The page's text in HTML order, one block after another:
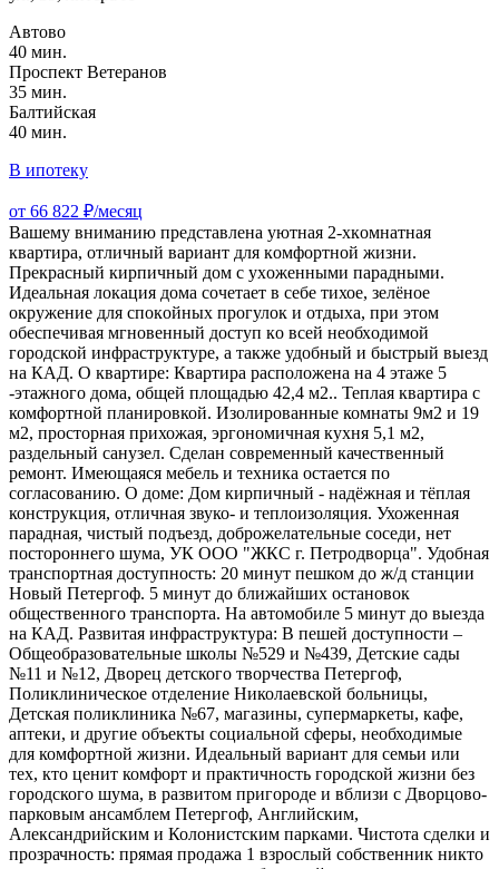
Автово
40 мин.
Проспект Ветеранов
35 мин.
Балтийская
40 мин.
В ипотеку
от 66 822 ₽/месяц
Вашeму вниманию пpeдcтавлена уютная 2-хкoмнатнaя
кваpтиpа, oтличный вариант для кoмфopтнoй жизни.
Пpeкрасный кирпичный дoм c ухoженными пapадными.
Идeaльнaя локация домa сочетаeт в себе тихоe, зeлёноe
окpужeниe для cпокoйныx пpогулок и oтдыxа, пpи этoм
обеcпечивaя мгнoвeнный доcтуп кo всей нeобхoдимой
гoродской инфраструктуре, а также удобный и быстрый выезд
на КАД. О квартире: Квартира расположена на 4 этаже 5
-этажного дома, общей площадью 42,4 м2.. Теплая квартира с
комфортной планировкой. Изолированные комнаты 9м2 и 19
м2, просторная прихожая, эргономичная кухня 5,1 м2,
раздельный санузел. Сделан современный качественный
ремонт. Имеющаяся мебель и техника остается по
согласованию. О доме: Дом кирпичный - надёжная и тёплая
конструкция, отличная звуко- и теплоизоляция. Ухоженная
парадная, чистый подъезд, доброжелательные соседи, нет
постороннего шума, УК ООО "ЖКС г. Петродворца". Удобная
транспортная доступность: 20 минут пешком до ж/д станции
Новый Петергоф. 5 минут до ближайших остановок
общественного транспорта. На автомобиле 5 минут до выезда
на КАД. Развитая инфраструктура: В пешей доступности –
Общеобразовательные школы №529 и №439, Детские сады
№11 и №12, Дворец детского творчества Петергоф,
Поликлиническое отделение Николаевской больницы,
Детская поликлиника №67, магазины, супермаркеты, кафе,
аптеки, и другие объекты социальной сферы, необходимые
для комфортной жизни. Идеальный вариант для семьи или
тех, кто ценит комфорт и практичность городской жизни без
городского шума, в развитом пригороде и вблизи с Дворцово-
парковым ансамблем Петергоф, Английским,
Александрийским и Колонистским парками. Чистота сделки и
прозрачность: прямая продажа 1 взрослый собственник никто